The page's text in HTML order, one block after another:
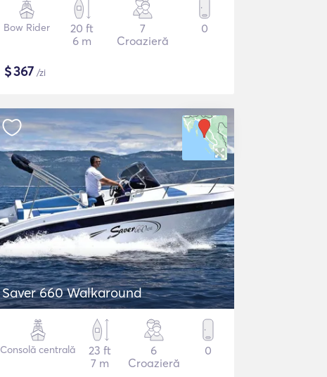
Bow Rider
20 ft
6 m
7
Croazieră
0
$367 /zi
Saver 660 Walkaround
Consolă centrală
23 ft
7 m
6
Croazieră
0